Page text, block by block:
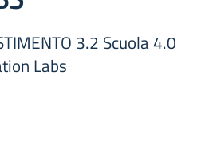
3.2 Scuola 4.0
Labs